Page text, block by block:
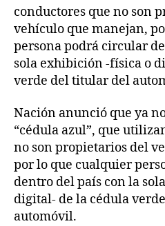
conductores que no son
vehículo que manejan,
persona podrá circular
sola exhibición -física o
verde del titular del
Nación anunció que ya
“cédula azul”, que
no son propietarios del
por lo que cualquier
dentro del país con la
digital- de la cédula
automóvil.